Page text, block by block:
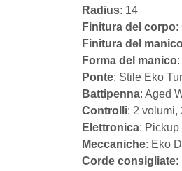
Radius: 14
Finitura del corpo:
Finitura del
Forma del manico
Ponte: Stile Eko
Battipenna: Aged
Controlli: 2 volumi,
Elettronica: Pickup
Meccaniche: Eko
Corde consigliate: